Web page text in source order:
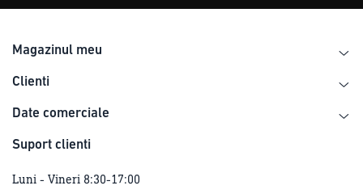
Ideal 2m
Magazinul meu
Clienti
Date comerciale
Suport clienti
Luni - Vineri 8:30-17:00